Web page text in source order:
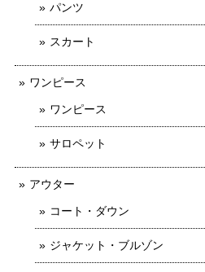
パンツ
スカート
ワンピース
ワンピース
サロペット
アウター
コート・ダウン
ジャケット・ブルゾン